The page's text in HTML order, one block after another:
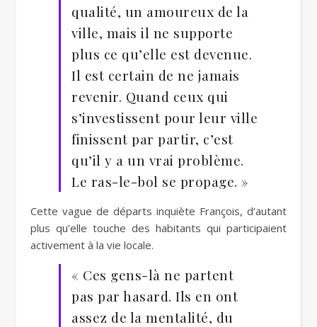
qualité, un amoureux de la
ville, mais il ne supporte
plus ce qu’elle est devenue.
Il est certain de ne jamais
revenir. Quand ceux qui
s’investissent pour leur ville
finissent par partir, c’est
qu’il y a un vrai problème.
Le ras-le-bol se propage. »
Cette vague de départs inquiète François, d’autant
plus qu’elle touche des habitants qui participaient
activement à la vie locale.
« Ces gens-là ne partent
pas par hasard. Ils en ont
assez de la mentalité, du